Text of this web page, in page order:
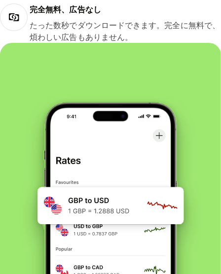
完全無料、広告なし
たった数秒でダウンロードできます。完全に無料で、
煩わしい広告もありません。